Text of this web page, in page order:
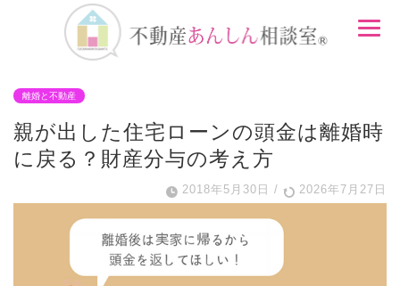
離婚と不動産
親が出した住宅ローンの頭金は離婚時
に戻る？財産分与の考え方
2018年5月30日 / 2026年7月27日